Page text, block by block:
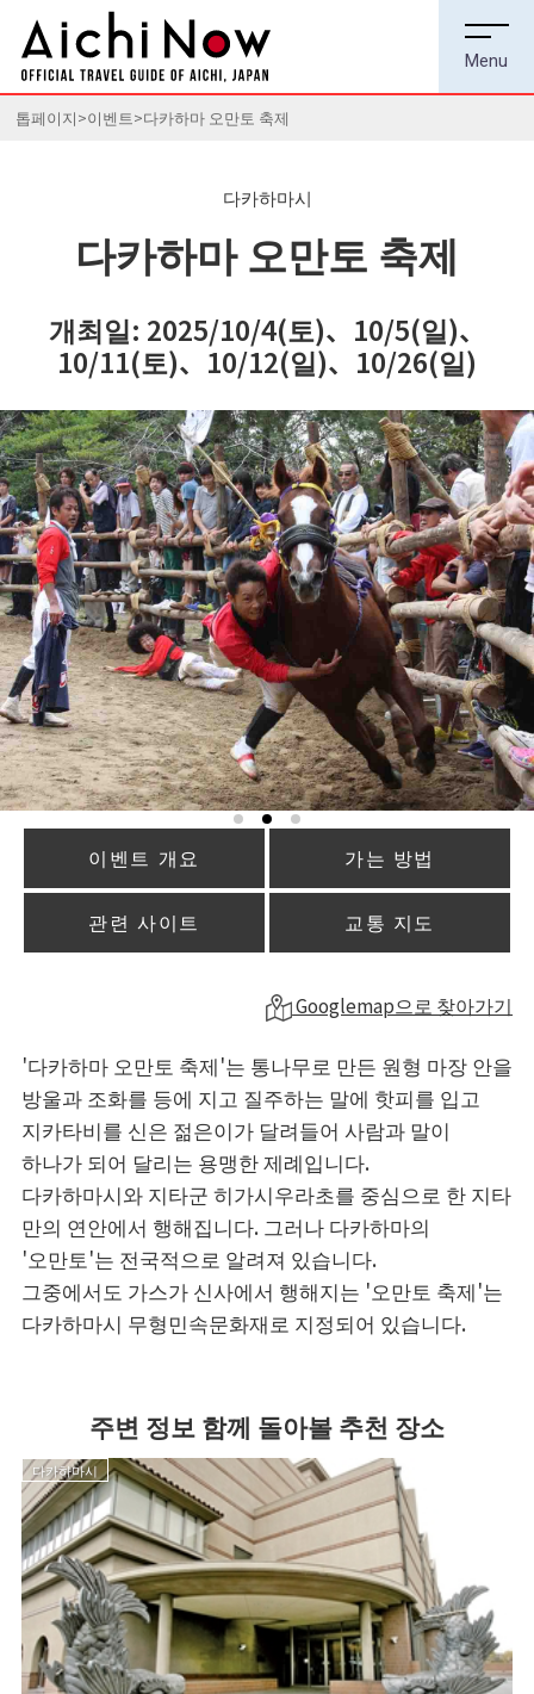
톱페이지 이벤트 다카하마 오만토 축제
다카하마시
다카하마 오만토 축제
개최일: 2025/10/4(토)、10/5(일)、
10/11(토)、10/12(일)、10/26(일)
이벤트 개요 가는 방법
관련 사이트 교통 지도
Googlemap으로 찾아가기
'다카하마 오만토 축제'는 통나무로 만든 원형 마장 안을
방울과 조화를 등에 지고 질주하는 말에 핫피를 입고
지카타비를 신은 젊은이가 달려들어 사람과 말이
하나가 되어 달리는 용맹한 제례입니다.
다카하마시와 지타군 히가시우라초를 중심으로 한 지타
만의 연안에서 행해집니다. 그러나 다카하마의
'오만토'는 전국적으로 알려져 있습니다.
그중에서도 가스가 신사에서 행해지는 '오만토 축제'는
다카하마시 무형민속문화재로 지정되어 있습니다.
주변 정보 함께 돌아볼 추천 장소
다카하마시